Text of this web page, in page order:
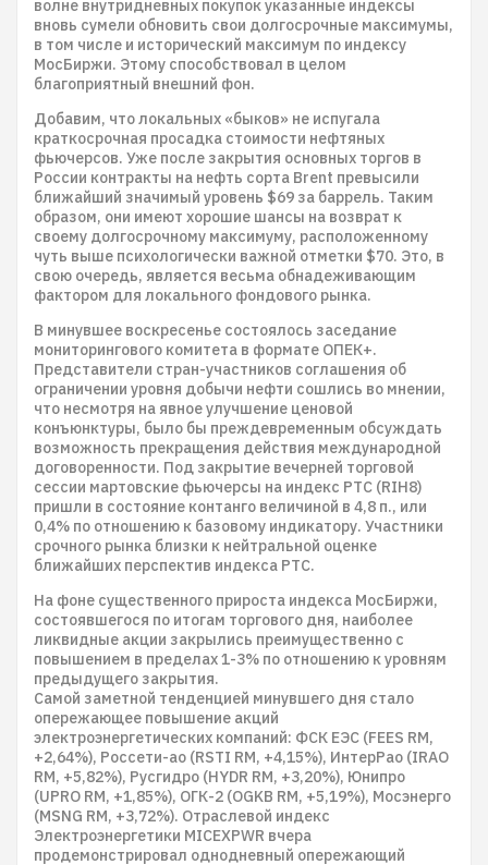
волне внутридневных покупок указанные индексы
вновь сумели обновить свои долгосрочные максимумы,
в том числе и исторический максимум по индексу
МосБиржи. Этому способствовал в целом
благоприятный внешний фон.
Добавим, что локальных «быков» не испугала
краткосрочная просадка стоимости нефтяных
фьючерсов. Уже после закрытия основных торгов в
России контракты на нефть сорта Brent превысили
ближайший значимый уровень $69 за баррель. Таким
образом, они имеют хорошие шансы на возврат к
своему долгосрочному максимуму, расположенному
чуть выше психологически важной отметки $70. Это, в
свою очередь, является весьма обнадеживающим
фактором для локального фондового рынка.
В минувшее воскресенье состоялось заседание
мониторингового комитета в формате ОПЕК+.
Представители стран-участников соглашения об
ограничении уровня добычи нефти сошлись во мнении,
что несмотря на явное улучшение ценовой
конъюнктуры, было бы преждевременным обсуждать
возможность прекращения действия международной
договоренности. Под закрытие вечерней торговой
сессии мартовские фьючерсы на индекс РТС (RIH8)
пришли в состояние контанго величиной в 4,8 п., или
0,4% по отношению к базовому индикатору. Участники
срочного рынка близки к нейтральной оценке
ближайших перспектив индекса РТС.
На фоне существенного прироста индекса МосБиржи,
состоявшегося по итогам торгового дня, наиболее
ликвидные акции закрылись преимущественно с
повышением в пределах 1-3% по отношению к уровням
предыдущего закрытия.
Самой заметной тенденцией минувшего дня стало
опережающее повышение акций
электроэнергетических компаний: ФСК ЕЭС (FEES RM,
+2,64%), Россети-ао (RSTI RM, +4,15%), ИнтерРао (IRAO
RM, +5,82%), Русгидро (HYDR RM, +3,20%), Юнипро
(UPRO RM, +1,85%), ОГК-2 (OGKB RM, +5,19%), Мосэнерго
(MSNG RM, +3,72%). Отраслевой индекс
Электроэнергетики MICEXPWR вчера
продемонстрировал однодневный опережающий